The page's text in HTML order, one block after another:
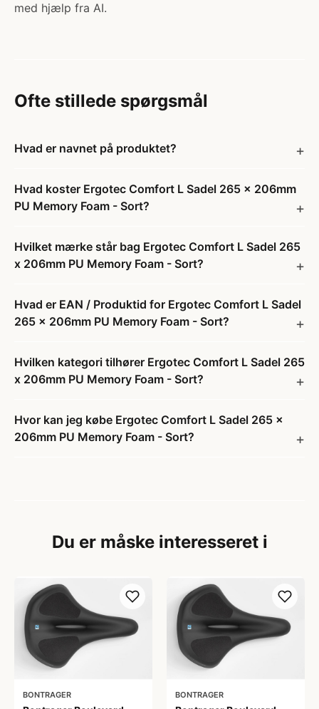
med hjælp fra AI.
Ofte stillede spørgsmål
Hvad er navnet på produktet?
Hvad koster Ergotec Comfort L Sadel 265 x 206mm
PU Memory Foam - Sort?
Hvilket mærke står bag Ergotec Comfort L Sadel 265
x 206mm PU Memory Foam - Sort?
Hvad er EAN / Produktid for Ergotec Comfort L Sadel
265 x 206mm PU Memory Foam - Sort?
Hvilken kategori tilhører Ergotec Comfort L Sadel 265
x 206mm PU Memory Foam - Sort?
Hvor kan jeg købe Ergotec Comfort L Sadel 265 x
206mm PU Memory Foam - Sort?
Du er måske interesseret i
BONTRAGER BONTRAGER